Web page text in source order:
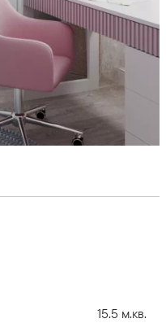
15.5 м.кв.